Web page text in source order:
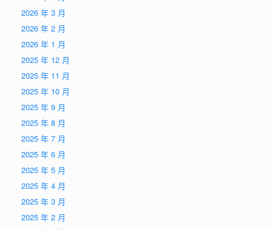
2026 年 3 月
2026 年 2 月
2026 年 1 月
2025 年 12 月
2025 年 11 月
2025 年 10 月
2025 年 9 月
2025 年 8 月
2025 年 7 月
2025 年 6 月
2025 年 5 月
2025 年 4 月
2025 年 3 月
2025 年 2 月